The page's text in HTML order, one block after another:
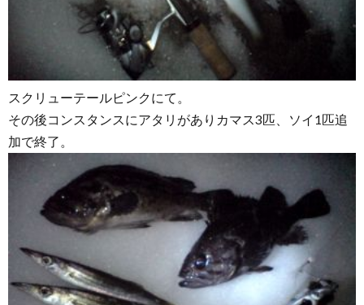
スクリューテールピンクにて。
その後コンスタンスにアタリがありカマス3匹、ソイ1匹追
加で終了。